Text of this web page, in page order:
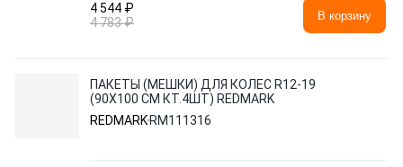
4 544 ₽
4 783 ₽
В корзину
ПАКЕТЫ (МЕШКИ) ДЛЯ КОЛЕС R12-19
(90X100 СМ КТ.4ШТ) REDMARK
REDMARK RM111316